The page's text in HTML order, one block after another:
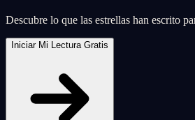
Descubre lo que las estrellas han escrito
Iniciar Mi Lectura Gratis